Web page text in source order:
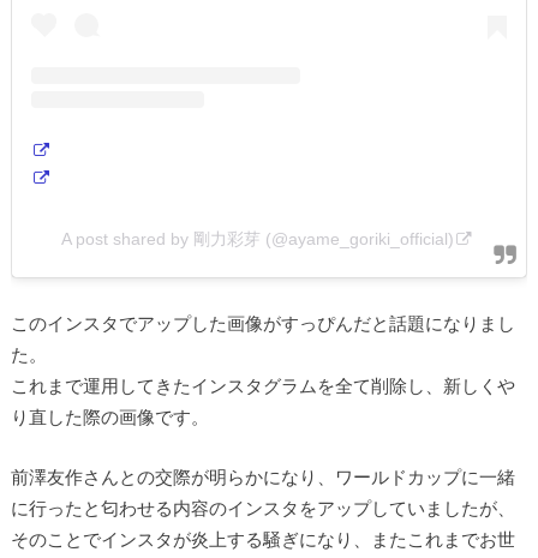
A post shared by 剛力彩芽 (@ayame_goriki_official)
このインスタでアップした画像がすっぴんだと話題になりまし
た。
これまで運用してきたインスタグラムを全て削除し、新しくや
り直した際の画像です。
前澤友作さんとの交際が明らかになり、ワールドカップに一緒
に行ったと匂わせる内容のインスタをアップしていましたが、
そのことでインスタが炎上する騒ぎになり、またこれまでお世